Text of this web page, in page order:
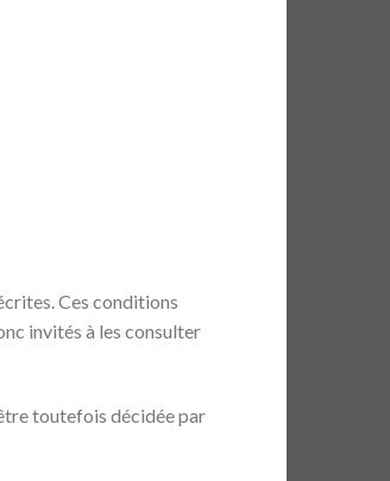
Ces conditions
invités à les consulter
toutefois décidée par